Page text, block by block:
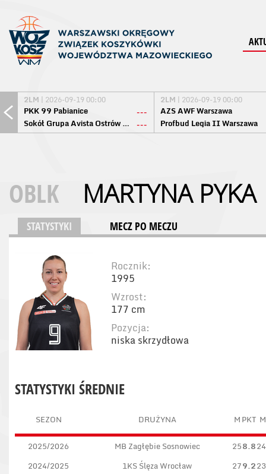
2LM | 2026-09-19 00:00
PKK 99 Pabianice
---
Sokół Grupa Avista Ostrów Maz. ---
2LM | 2026-09-19 00:00
AZS AWF Warszawa
Profbud Legia II Warszawa
OBLK MARTYNA PYKA
STATYSTYKI MECZ PO MECZU
Rocznik:
1995
Wzrost:
177 cm
Pozycja:
niska skrzydłowa
STATYSTYKI ŚREDNIE
SEZON DRUŻYNA MPKT
2025/2026 MB Zagłębie Sosnowiec 258.8
2024/2025
1KS Ślęza Wrocław 279.2